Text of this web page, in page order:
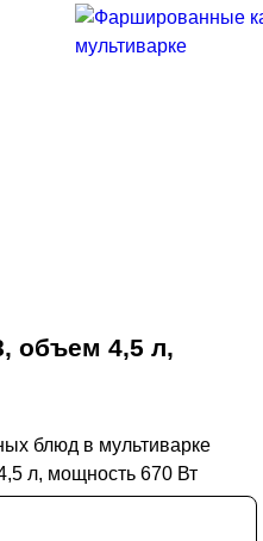
объем 4,5 л,
блюд в мультиварке
л, мощность 670 Вт